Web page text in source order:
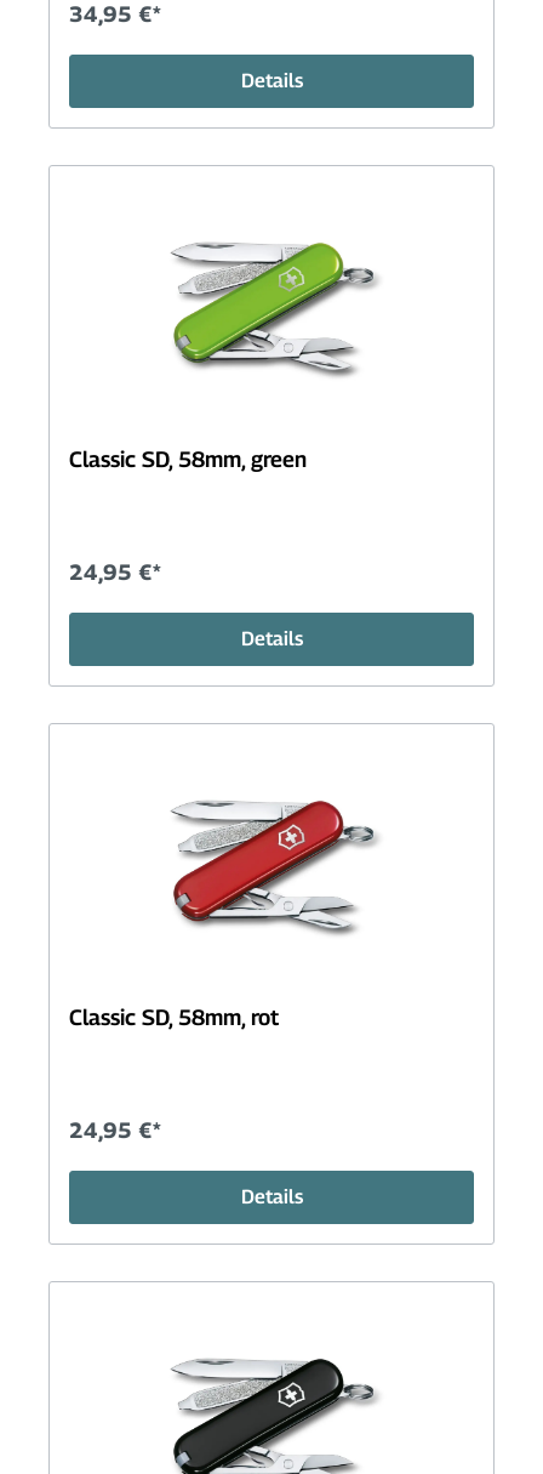
34,95 €*
Details
Classic SD, 58mm, green
24,95 €*
Details
Classic SD, 58mm, rot
24,95 €*
Details